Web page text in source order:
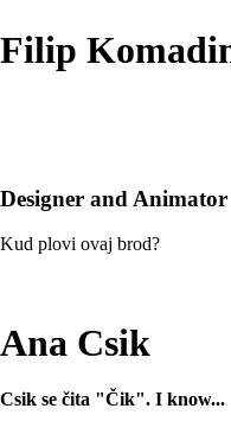
Filip
Designer and Animator
Kud plovi ovaj brod?
Ana Csik
Csik se čita "Čik". I know...